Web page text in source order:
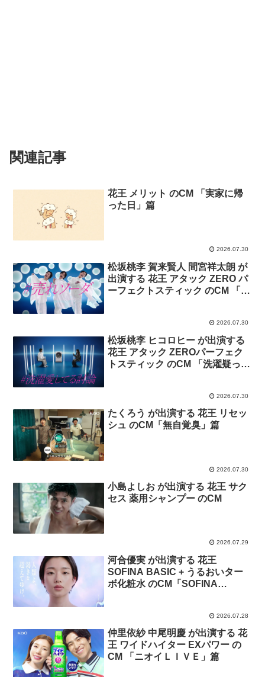
関連記事
花王 メリット のCM 「実家に帰
った日」篇
2026.07.30
松坂桃李 賀来賢人 間宮祥太朗 が
出演する 花王 アタック ZERO パ
ーフェクトスティック のCM 「落
2026.07.30
松坂桃李 ヒコロヒー が出演する
花王 アタック ZEROパーフェク
トスティック のCM 「洗濯疑って
2026.07.30
たくろう が出演する 花王 リセッ
シュ のCM「無自覚臭」篇
2026.07.30
小島よしお が出演する 花王 サク
セス 薬用シャンプー のCM
2026.07.29
河合優実 が出演する 花王
SOFINA BASIC + うるおいター
ボ化粧水 のCM「SOFINA
2026.07.28
仲里依紗 中尾明慶 が出演する 花
王 ワイドハイター EXパワー の
CM 「ニオイＬＩＶＥ」篇